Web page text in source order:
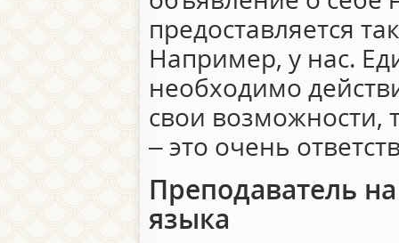
предоставляется
Например, у нас.
необходимо
свои возможности,
– это очень
Преподаватель
языка